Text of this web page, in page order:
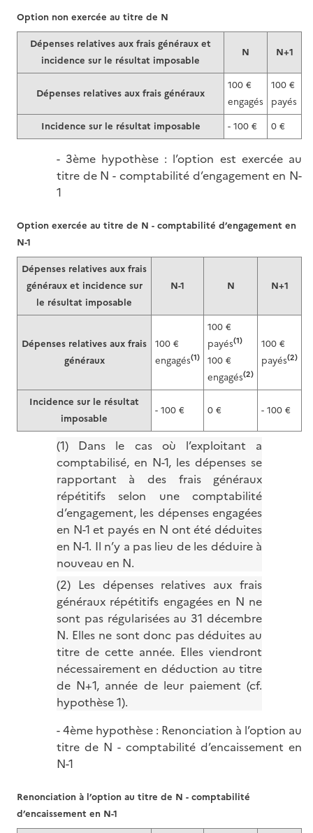
Dépenses relatives aux frais généraux et
incidence sur le résultat imposable
N N+1
Dépenses relatives aux frais généraux
100 €
engagés
100 €
payés
Incidence sur le résultat imposable
- 100 € 0 €
Option non exercée au titre de N
- 3ème hypothèse : l’option est exercée au
titre de N - comptabilité d’engagement en N-
1
Dépenses relatives aux frais
généraux et incidence sur
le résultat imposable
N-1 N N+1
Dépenses relatives aux frais
généraux
100 €
engagés(1)
100 €
payés(1)
100 €
engagés(2)
100 €
payés(2)
Incidence sur le résultat
imposable
- 100 € 0 € - 100 €
Option exercée au titre de N - comptabilité d’engagement en
N-1
(1) Dans le cas où l’exploitant a
comptabilisé, en N-1, les dépenses se
rapportant à des frais généraux
répétitifs selon une comptabilité
d’engagement, les dépenses engagées
en N-1 et payés en N ont été déduites
en N-1. Il n’y a pas lieu de les déduire à
nouveau en N.
(2) Les dépenses relatives aux frais
généraux répétitifs engagées en N ne
sont pas régularisées au 31 décembre
N. Elles ne sont donc pas déduites au
titre de cette année. Elles viendront
nécessairement en déduction au titre
de N+1, année de leur paiement (cf.
hypothèse 1).
- 4ème hypothèse : Renonciation à l’option au
titre de N - comptabilité d’encaissement en
N-1
Renonciation à l’option au titre de N - comptabilité
d’encaissement en N-1